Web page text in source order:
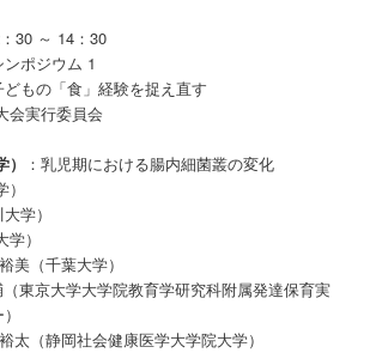
30 ～ 14：30
ポジウム 1
もの「食」経験を捉え直す
会実行委員会
：乳児期における腸内細菌叢の変化
学）
）
美（千葉大学）
東京大学大学院教育学研究科附属発達保育実
太（静岡社会健康医学大学院大学）